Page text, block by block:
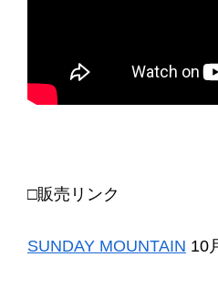
□販売リンク
SUNDAY MOUNTAIN 10